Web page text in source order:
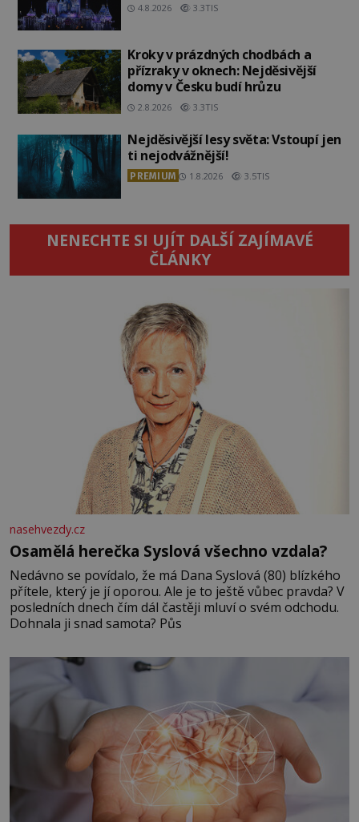
4.8.2026 3.3TIS
Kroky v prázdných chodbách a
přízraky v oknech: Nejděsivější
domy v Česku budí hrůzu
2.8.2026 3.3TIS
Nejděsivější lesy světa: Vstoupí jen
ti nejodvážnější!
PREMIUM 1.8.2026 3.5TIS
NENECHTE SI UJÍT DALŠÍ ZAJÍMAVÉ
ČLÁNKY
nasehvezdy.cz
Osamělá herečka Syslová všechno vzdala?
Nedávno se povídalo, že má Dana Syslová (80) blízkého
přítele, který je jí oporou. Ale je to ještě vůbec pravda? V
posledních dnech čím dál častěji mluví o svém odchodu.
Dohnala ji snad samota? Půs